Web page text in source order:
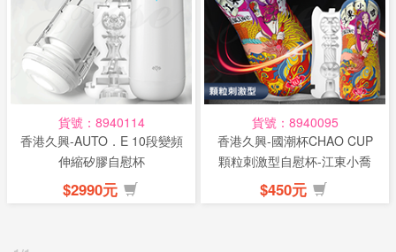
貨號：8940114
香港久興-AUTO．E 10段變頻
伸縮矽膠自慰杯
$2990元
貨號：8940095
香港久興-國潮杯CHAO CUP
顆粒刺激型自慰杯-江東小喬
$450元